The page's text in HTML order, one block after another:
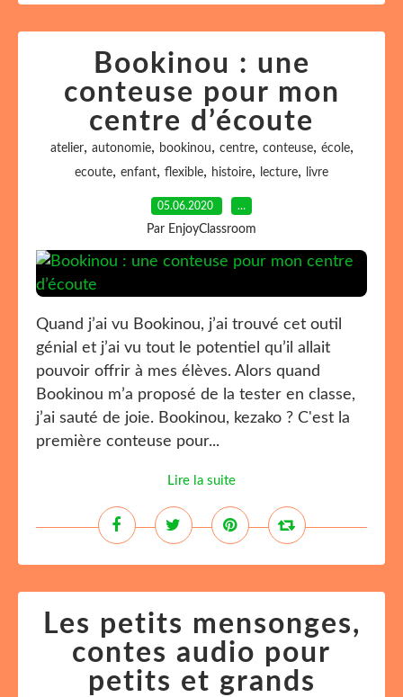
Bookinou : une
conteuse pour mon
centre d’écoute
atelier, autonomie, bookinou, centre, conteuse, école,
ecoute, enfant, flexible, histoire, lecture, livre
05.06.2020 …
Par EnjoyClassroom
Quand j’ai vu Bookinou, j’ai trouvé cet outil
génial et j’ai vu tout le potentiel qu’il allait
pouvoir offrir à mes élèves. Alors quand
Bookinou m’a proposé de la tester en classe,
j’ai sauté de joie. Bookinou, kezako ? C'est la
première conteuse pour...
Lire la suite
Les petits mensonges,
contes audio pour
petits et grands